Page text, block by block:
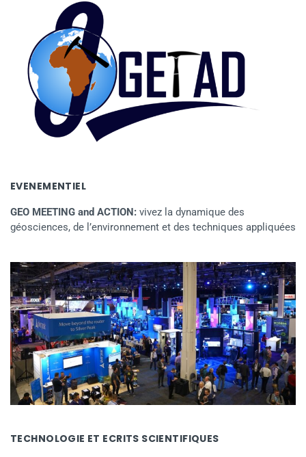
EVENEMENTIEL
GEO MEETING and ACTION: vivez la dynamique des
géosciences, de l’environnement et des techniques appliquées
TECHNOLOGIE ET ECRITS SCIENTIFIQUES